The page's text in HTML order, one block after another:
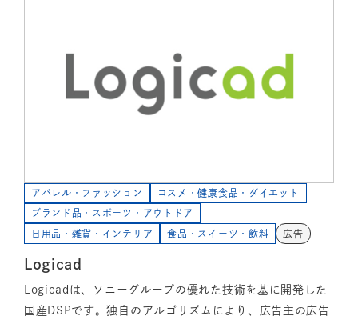
アパレル・ファッション コスメ・健康食品・ダイエット
ブランド品・スポーツ・アウトドア
日用品・雑貨・インテリア 食品・スイーツ・飲料 広告
Logicad
Logicadは、ソニーグループの優れた技術を基に開発した
国産DSPです。独自のアルゴリズムにより、広告主の広告